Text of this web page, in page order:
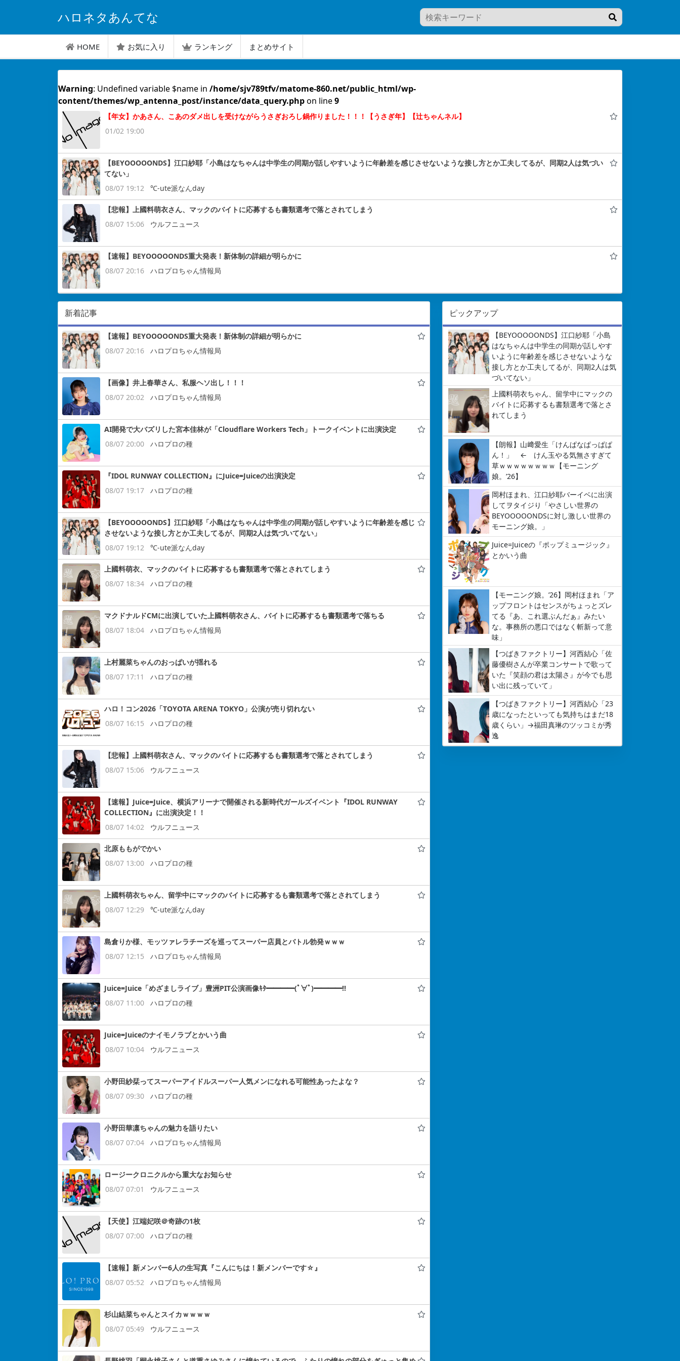
ハロネタあんてな
HOME お気に入り ランキング まとめサイト
Warning: Undefined variable $name in /home/sjv789tfv/matome-860.net/public_html/wp-
content/themes/wp_antenna_post/instance/data_query.phpon line9
【年女】かあさん、こあのダメ出しを受けながらうさぎおろし鍋作りました！！！【うさぎ年】【辻ちゃんネル】
01/02 19:00
【BEYOOOOONDS】江口紗耶「小島はなちゃんは中学生の同期が話しやすいように年齢差を感じさせないような接し方とか工夫してるが、同期2人は気づい
てない」
08/07 19:12
℃-ute派なんday
【悲報】上國料萌衣さん、マックのバイトに応募するも書類選考で落とされてしまう
08/07 15:06
ウルフニュース
【速報】BEYOOOOONDS重大発表！新体制の詳細が明らかに
08/07 20:16
ハロプロちゃん情報局
ピックアップ
【BEYOOOOONDS】江口紗耶「小島
はなちゃんは中学生の同期が話しやす
いように年齢差を感じさせないような
接し方とか工夫してるが、同期2人は気
づいてない」
上國料萌衣ちゃん、留学中にマックの
バイトに応募するも書類選考で落とさ
れてしまう
【朗報】山﨑愛生「けんぱなぱっぱぱ
ん！」 ← けん玉やる気無さすぎて
草ｗｗｗｗｗｗｗｗ【モーニング
娘。’26】
岡村ほまれ、江口紗耶バーイベに出演
してヲタイジり「やさしい世界の
BEYOOOOONDSに対し激しい世界の
モーニング娘。」
Juice=Juiceの『ポップミュージック』
とかいう曲
【モーニング娘。’26】岡村ほまれ「ア
ップフロントはセンスがちょっとズレ
てる『あ、これ選ぶんだぁ』みたい
な。事務所の悪口ではなく斬新って意
味」
【つばきファクトリー】河西結心「佐
藤優樹さんが卒業コンサートで歌って
いた『笑顔の君は太陽さ』が今でも思
い出に残っていて」
【つばきファクトリー】河西結心「23
歳になったといっても気持ちはまだ18
歳くらい」→福田真琳のツッコミが秀
逸
新着記事
【速報】BEYOOOOONDS重大発表！新体制の詳細が明らかに
08/07 20:16
ハロプロちゃん情報局
【画像】井上春華さん、私服ヘソ出し！！！
08/07 20:02
ハロプロちゃん情報局
AI開発で大バズリした宮本佳林が「Cloudflare Workers Tech」トークイベントに出演決定
08/07 20:00
ハロプロの種
『IDOL RUNWAY COLLECTION』にJuice=Juiceの出演決定
08/07 19:17
ハロプロの種
【BEYOOOOONDS】江口紗耶「小島はなちゃんは中学生の同期が話しやすいように年齢差を感じ
させないような接し方とか工夫してるが、同期2人は気づいてない」
08/07 19:12
℃-ute派なんday
上國料萌衣、マックのバイトに応募するも書類選考で落とされてしまう
08/07 18:34
ハロプロの種
マクドナルドCMに出演していた上國料萌衣さん、バイトに応募するも書類選考で落ちる
08/07 18:04
ハロプロちゃん情報局
上村麗菜ちゃんのおっぱいが揺れる
08/07 17:11
ハロプロの種
ハロ！コン2026「TOYOTA ARENA TOKYO」公演が売り切れない
08/07 16:15
ハロプロの種
【悲報】上國料萌衣さん、マックのバイトに応募するも書類選考で落とされてしまう
08/07 15:06
ウルフニュース
【速報】Juice=Juice、横浜アリーナで開催される新時代ガールズイベント『IDOL RUNWAY
COLLECTION』に出演決定！！
08/07 14:02
ウルフニュース
北原ももがでかい
08/07 13:00
ハロプロの種
上國料萌衣ちゃん、留学中にマックのバイトに応募するも書類選考で落とされてしまう
08/07 12:29
℃-ute派なんday
島倉りか様、モッツァレラチーズを巡ってスーパー店員とバトル勃発ｗｗｗ
08/07 12:15
ハロプロちゃん情報局
Juice=Juice「めざましライブ」豊洲PIT公演画像ｷﾀ━━━━(ﾟ∀ﾟ)━━━━!!
08/07 11:00
ハロプロの種
Juice=Juiceのナイモノラブとかいう曲
08/07 10:04
ウルフニュース
小野田紗栞ってスーパーアイドルスーパー人気メンになれる可能性あったよな？
08/07 09:30
ハロプロの種
小野田華凛ちゃんの魅力を語りたい
08/07 07:04
ハロプロちゃん情報局
ロージークロニクルから重大なお知らせ
08/07 07:01
ウルフニュース
【天使】江端妃咲＠奇跡の1枚
08/07 07:00
ハロプロの種
【速報】新メンバー6人の生写真『こんにちは！新メンバーです☆』
08/07 05:52
ハロプロちゃん情報局
杉山結菜ちゃんとスイカｗｗｗｗ
08/07 05:49
ウルフニュース